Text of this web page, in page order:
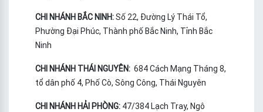
CHI NHÁNH BẮC NINH:Số 22, Đường Lý Thái Tổ,
Phường Đại Phúc, Thành phố Bắc Ninh, Tỉnh Bắc
Ninh
CHI NHÁNH THÁI NGUYÊN: 684 Cách Mạng Tháng 8,
tổ dân phố 4, Phố Cò, Sông Công, Thái Nguyên
CHI NHÁNH HẢI PHÒNG: 47/384 Lạch Tray, Ngô